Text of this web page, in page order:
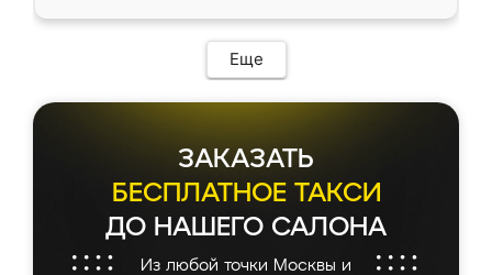
Еще
ЗАКАЗАТЬ
БЕСПЛАТНОЕ ТАКСИ
ДО НАШЕГО САЛОНА
Из любой точки Москвы и